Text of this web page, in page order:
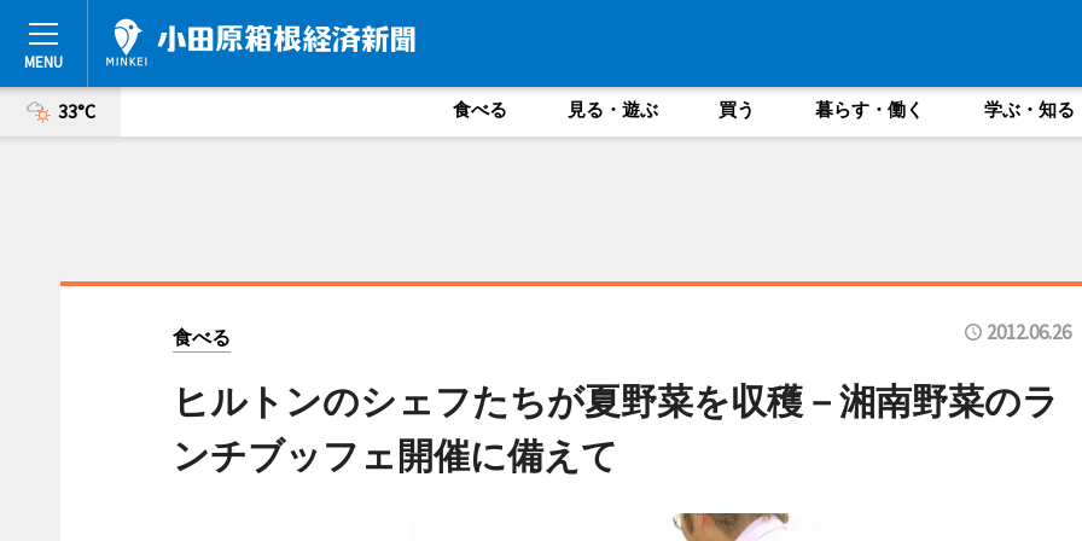
33°C 食べる 見る・遊ぶ 買う 暮らす・働く 学ぶ・知る
食べる 2012.06.26
ヒルトンのシェフたちが夏野菜を収穫－湘南野菜のラ
ンチブッフェ開催に備えて